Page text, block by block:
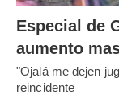
Especial de
aumento
"Ojalá me dejen
reincidente